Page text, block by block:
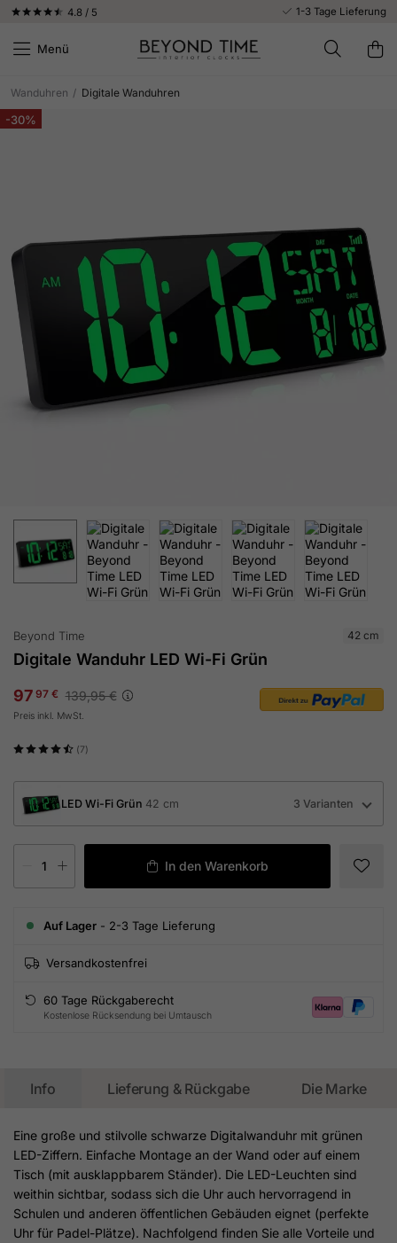
4.8 / 5 1-3 Tage Lieferung
Menü
Wanduhren / Digitale Wanduhren
-30%
42 cm
Beyond Time
Digitale Wanduhr LED Wi-Fi Grün
97 97 € 139,95 €
Preis inkl. MwSt.
(7)
LED Wi-Fi Grün 42 cm 3 Varianten
In den Warenkorb
Auf Lager - 2-3 Tage Lieferung
Versandkostenfrei
60 Tage Rückgaberecht
Kostenlose Rücksendung bei Umtausch
Info Lieferung & Rückgabe Die Marke
Eine große und stilvolle schwarze Digitalwanduhr mit grünen
LED-Ziffern. Einfache Montage an der Wand oder auf einem
Tisch (mit ausklappbarem Ständer). Die LED-Leuchten sind
weithin sichtbar, sodass sich die Uhr auch hervorragend in
Schulen und anderen öffentlichen Gebäuden eignet (perfekte
Uhr für Padel-Plätze). Nachfolgend finden Sie alle Vorteile und